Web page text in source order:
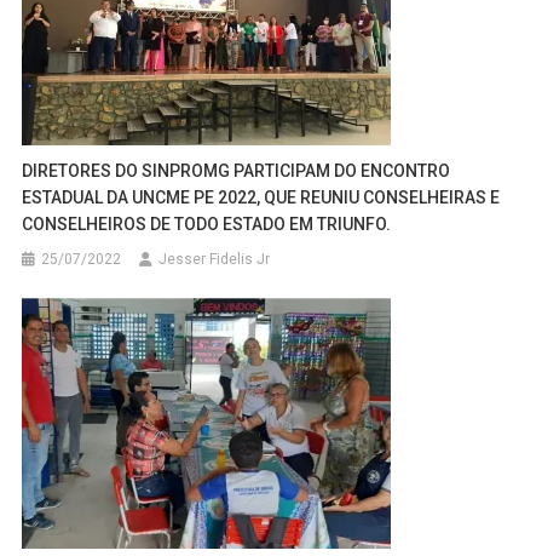
DIRETORES DO SINPROMG PARTICIPAM DO ENCONTRO
ESTADUAL DA UNCME PE 2022, QUE REUNIU CONSELHEIRAS E
CONSELHEIROS DE TODO ESTADO EM TRIUNFO.
25/07/2022 Jesser Fidelis Jr